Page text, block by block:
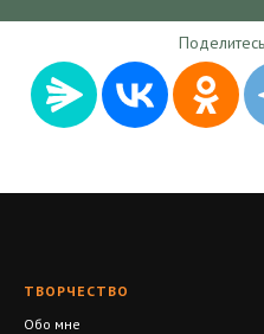
ТВОРЧЕСТВО
Обо мне